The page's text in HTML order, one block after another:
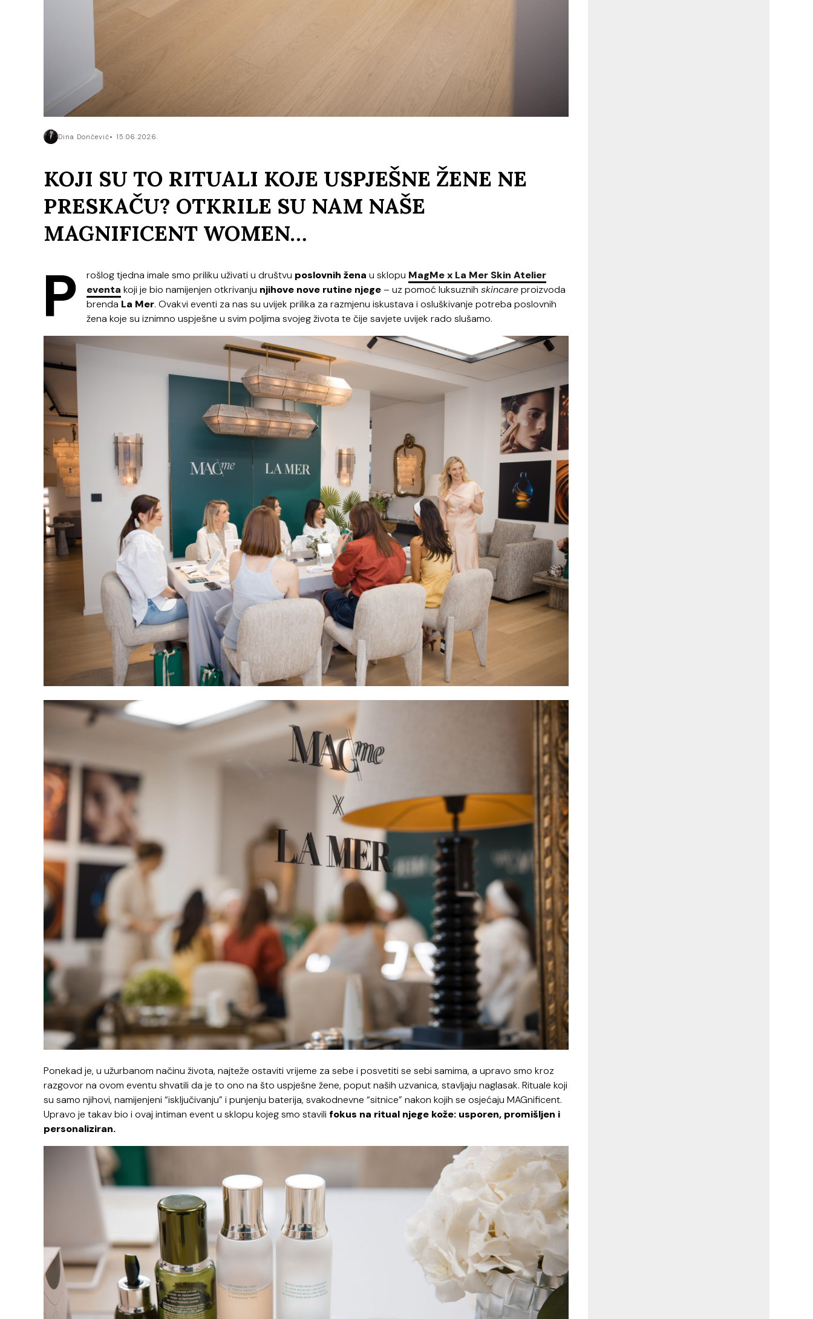
Dina Dončević 15.06.2026.
KOJI SU TO RITUALI KOJE USPJEŠNE ŽENE NE
PRESKAČU? OTKRILE SU NAM NAŠE
MAGNIFICENT WOMEN…
P rošlog tjedna imale smo priliku uživati u društvu poslovnih žena u sklopu MagMe x La Mer Skin Atelier
eventa koji je bio namijenjen otkrivanju njihove nove rutine njege– uz pomoć luksuznih skincareproizvoda
brenda La Mer. Ovakvi eventi za nas su uvijek prilika za razmjenu iskustava i osluškivanje potreba poslovnih
žena koje su iznimno uspješne u svim poljima svojeg života te čije savjete uvijek rado slušamo.
Ponekad je, u užurbanom načinu života, najteže ostaviti vrijeme za sebe i posvetiti se sebi samima, a upravo smo kroz
razgovor na ovom eventu shvatili da je to ono na što uspješne žene, poput naših uzvanica, stavljaju naglasak. Rituale koji
su samo njihovi, namijenjeni “isključivanju” i punjenju baterija, svakodnevne “sitnice” nakon kojih se osjećaju MAGnificent.
Upravo je takav bio i ovaj intiman event u sklopu kojeg smo stavili fokus na ritual njege kože: usporen, promišljen i
personaliziran.